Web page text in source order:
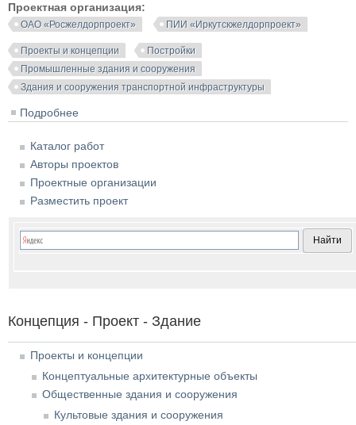
Проектная организация:
ОАО «Росжелдорпроект» ПИИ «Иркутскжелдорпроект»
Проекты и концепции
Постройки
Промышленные здания и сооружения
Здания и сооружения транспортной инфраструктуры
Подробнее
Каталог работ
Авторы проектов
Проектные организации
Разместить проект
Концепция - Проект - Здание
Проекты и концепции
Концептуальные архитектурные объекты
Общественные здания и сооружения
Культовые здания и сооружения